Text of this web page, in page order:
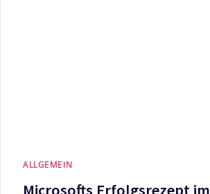
ALLGEMEIN
Microsofts Erfolgsrezept im